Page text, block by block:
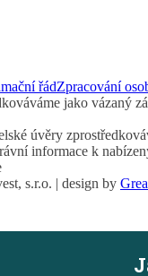
řádZpracování
jako vázaný
úvěry
informace k
s.r.o. | design by